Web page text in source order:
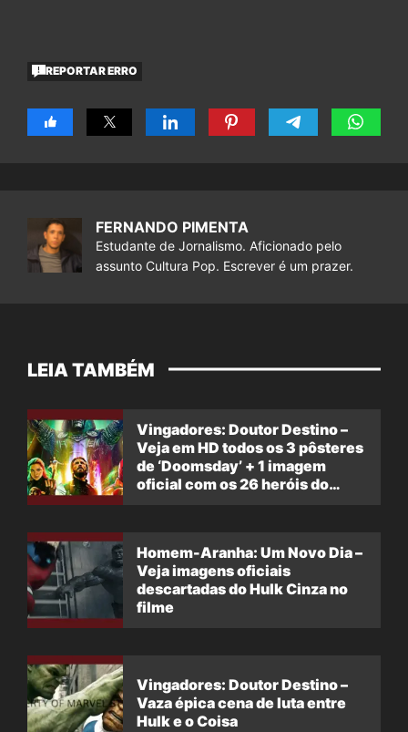
REPORTAR ERRO
FERNANDO PIMENTA
Estudante de Jornalismo. Aficionado pelo
assunto Cultura Pop. Escrever é um prazer.
LEIA TAMBÉM
Vingadores: Doutor Destino –
Veja em HD todos os 3 pôsteres
de ‘Doomsday’ + 1 imagem
oficial com os 26 heróis do
Homem-Aranha: Um Novo Dia –
Veja imagens oficiais
descartadas do Hulk Cinza no
filme
Vingadores: Doutor Destino –
Vaza épica cena de luta entre
Hulk e o Coisa